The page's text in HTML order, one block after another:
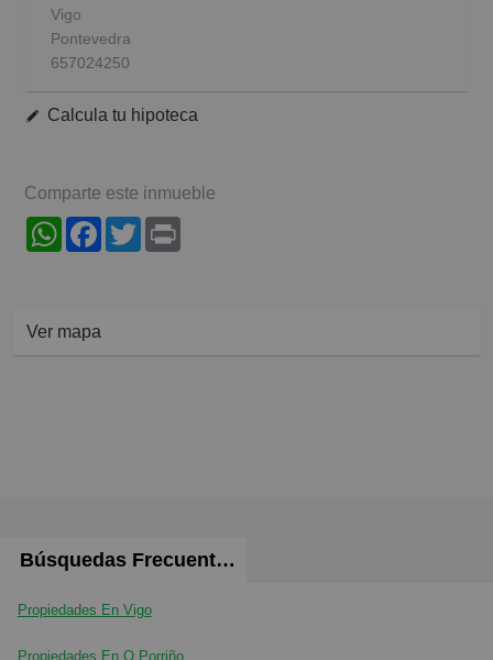
Vigo
Pontevedra
657024250
Calcula tu hipoteca
Comparte este inmueble
WhatsAppFacebook
Twitter
Ver mapa
Búsquedas Frecuentes
Propiedades En Vigo
Propiedades En O Porriño